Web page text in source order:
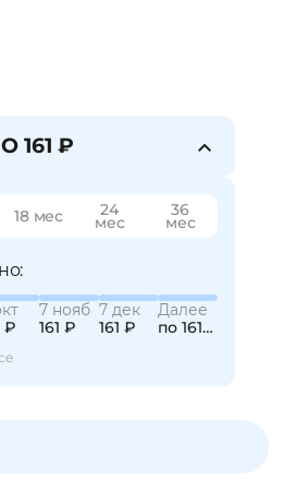
161 ₽
18 мес 24
мес
36
мес
₽
7 нояб
161 ₽
7 дек
161 ₽
Далее
по 161 ₽